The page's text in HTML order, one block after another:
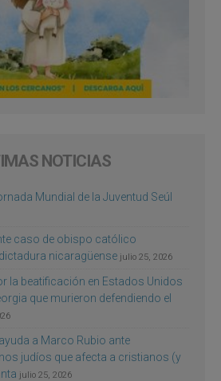
NOTICIAS
Mundial de la Juventud Seúl
caso de obispo católico
nicaragüense julio 25, 2026
la beatificación en Estados Unidos
que murieron defendiendo el
a Marco Rubio ante
judíos que afecta a cristianos (y
julio 25, 2026